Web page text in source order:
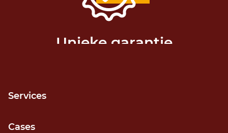
Services
Cases
Unieke garantie